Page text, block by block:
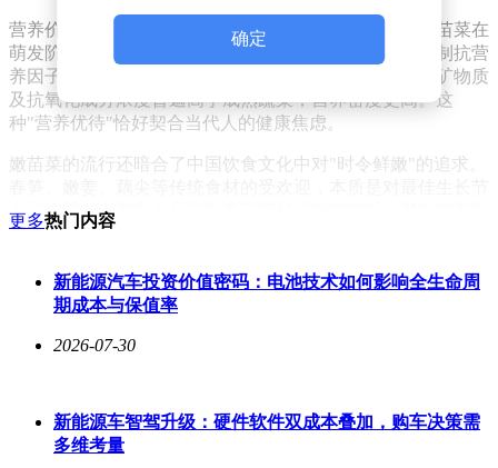
营养价值是嫩苗菜走红的另一重要原因。研究表明，芽苗菜在
萌发阶段会动员内部营养素，提高生物利用率，同时抑制抗营
养因子。美国农业部检测发现，25种芽苗菜的维生素、矿物质
及抗氧化成分浓度普遍高于成熟蔬菜，营养密度更高。这
种"营养优待"恰好契合当代人的健康焦虑。
嫩苗菜的流行还暗合了中国饮食文化中对"时令鲜嫩"的追求。
点的把握。当都市人品尝到真正新鲜的嫩苗菜时，那种带着田
野气息的清甜，唤醒了深藏的农耕文明记忆。这种情感共鸣，
然而，娇嫩的特质也带来了供应链挑战。传统流通环节中，采
销售环境更难以满足即时需求。更关键的是，缺乏统一标准导
针对这些难题，部分生鲜平台开始探索解决方案。某即时零售
企业通过长期供应链积累，为不同嫩苗菜制定了季节性尺寸标
确定
更多热门内容
新能源汽车投资价值密码：电池技术如何影响全生命周
期成本与保值率
2026-07-30
新能源车智驾升级：硬件软件双成本叠加，购车决策需
多维考量